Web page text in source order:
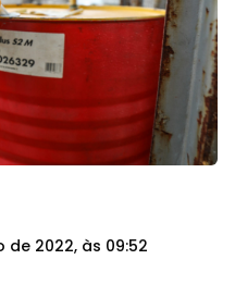
de 2022, às 09:52